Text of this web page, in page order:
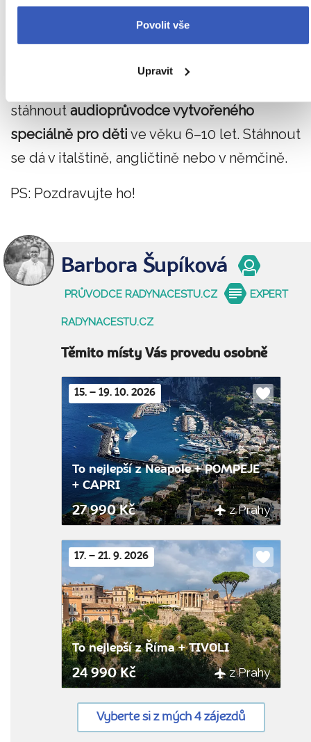
Povolit vše
Upravit
takže žádná nuda!Můžete si v něm vlastníma
rukama osahat Ötziho sekerku i jiné nástroje,
stáhnout audioprůvodce vytvořeného
speciálně pro děti ve věku 6–10 let. Stáhnout
se dá v italštině, angličtině nebo v němčině.
PS: Pozdravujte ho!
Barbora Šupíková
PRŮVODCE RADYNACESTU.CZ EXPERT
RADYNACESTU.CZ
Těmito místy Vás provedu osobně
15. – 19. 10. 2026
Do
oblíbených
To nejlepší z Neapole + POMPEJE
+ CAPRI
27 990 Kč z Prahy
17. – 21. 9. 2026
Do
oblíbených
To nejlepší z Říma + TIVOLI
24 990 Kč z Prahy
Vyberte si z mých 4 zájezdů